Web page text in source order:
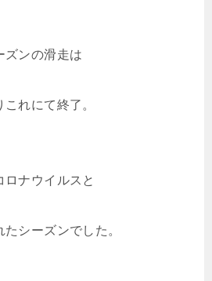
ズンの滑走は
れにて終了。
ナウイルスと
シーズンでした。